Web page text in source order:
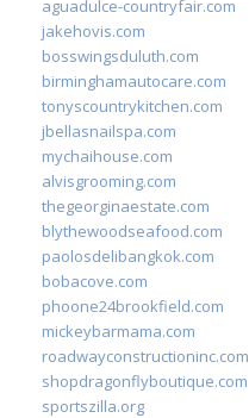
aguadulce-countryfair.com
jakehovis.com
bosswingsduluth.com
birminghamautocare.com
tonyscountrykitchen.com
jbellasnailspa.com
mychaihouse.com
alvisgrooming.com
thegeorginaestate.com
blythewoodseafood.com
paolosdelibangkok.com
bobacove.com
phoone24brookfield.com
mickeybarmama.com
roadwayconstructioninc.com
shopdragonflyboutique.com
sportszilla.org